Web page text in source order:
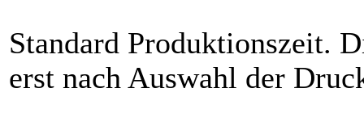
Standard Produktionszeit.
erst nach Auswahl der